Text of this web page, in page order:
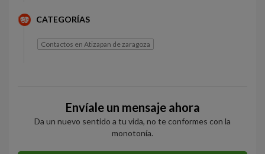
CATEGORÍAS
Contactos en Atizapan de zaragoza
Envíale un mensaje ahora
Da un nuevo sentido a tu vida, no te conformes con la
monotonía.